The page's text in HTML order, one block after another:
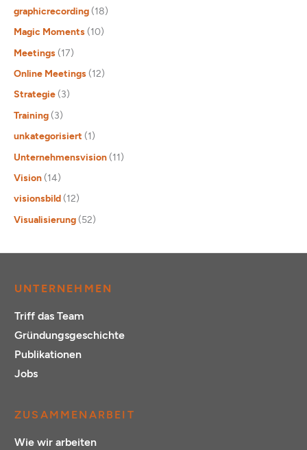
graphicrecording (18)
Magic Moments (10)
Meetings (17)
Online Meetings (12)
Strategie (3)
Training (3)
unkategorisiert (1)
Unternehmensvision (11)
Vision (14)
visionsbild (12)
Visualisierung (52)
UNTERNEHMEN
Triff das Team
Gründungsgeschichte
Publikationen
Jobs
ZUSAMMENARBEIT
Wie wir arbeiten